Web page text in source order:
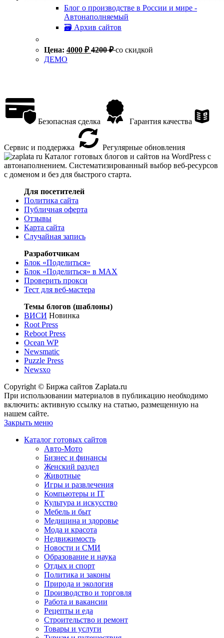
Блог о производстве в России и мире -
Автонаполняемый
🗃 Архив сайтов
Цена: 4000 ₽ 4200₽ со скидкой
ДЕМО
Безопасная сделка Гарантия качества
Сервис и поддержка
Регулярные обновления
Каталог готовых блогов и сайтов на WordPress с
автонаполнением. Систематизированный выбор веб-ресурсов
с доменом и без для быстрого старта.
Для посетителей
Политика сайта
Публичная оферта
Отзывы
Карта сайта
Случайная запись
Разработчикам
Блок «Поделиться»
Блок «Поделиться» в MAX
Проверить прокси
Тест для веб-мастера
Темы блогов (шаблоны)
ВИСИ Новинка
Root Press
Reboot Press
Ocean WP
Newsmatic
Puzzle Press
Newsxo
Copyright © Биржа сайтов Zaplata.ru
При использовании материалов в публикацию необходимо
включить: активную ссылку на статью, размещенную на
нашем сайте.
Закрыть меню
Каталог готовых сайтов
Авто-Мото
Бизнес и финансы
Женский раздел
Животные
Игры и развлечения
Компьютеры и IT
Культура и искусство
Мебель и быт
Медицина и здоровье
Мода и красота
Недвижимость
Новости и СМИ
Образование и наука
Отдых и спорт
Политика и законы
Природа и экология
Производство и торговля
Работа и вакансии
Рецепты и еда
Строительство и ремонт
Товары и услуги